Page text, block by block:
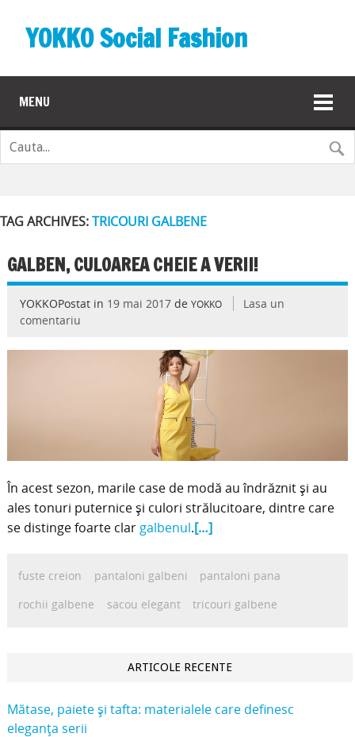
YOKKO Social Fashion
MENU
TAG ARCHIVES:TRICOURI GALBENE
GALBEN, CULOAREA CHEIE A VERII!
YOKKOPostat in 19 mai 2017de YOKKO
Lasa un
comentariu
În acest sezon, marile case de modă au îndrăznit și au
ales tonuri puternice și culori strălucitoare, dintre care
se distinge foarte clar galbenul.[…]
fuste creion pantaloni galbeni
pantaloni pana
rochii galbene
sacou elegant tricouri galbene
ARTICOLE RECENTE
Mătase, paiete și tafta: materialele care definesc
eleganța serii